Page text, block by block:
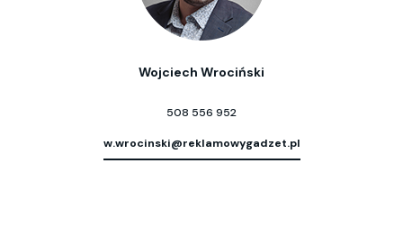
Wojciech Wrociński
508 556 952
w.wrocinski@reklamowygadzet.pl